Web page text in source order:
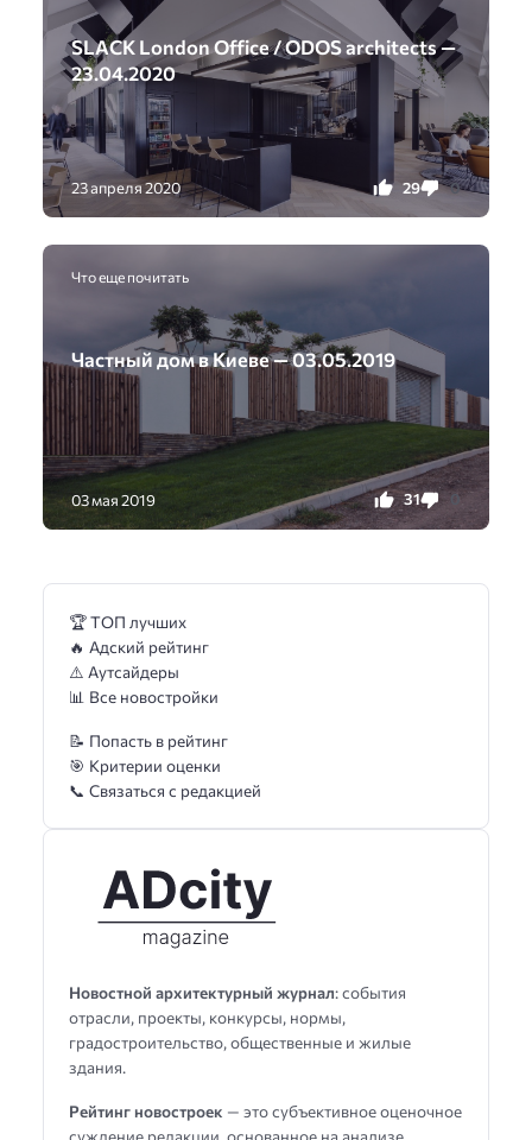
SLACK London Office / ODOS architects —
23.04.2020
23 апреля 2020 29 0
Что еще почитать
Частный дом в Киеве — 03.05.2019
03 мая 2019 31 0
Новостной архитектурный журнал: события
отрасли, проекты, конкурсы, нормы,
градостроительство, общественные и жилые
здания.
Рейтинг новостроек — это субъективное оценочное
🏆 ТОП лучших
🔥 Адский рейтинг
⚠️ Аутсайдеры
📊 Все новостройки
📝 Попасть в рейтинг
🎯 Критерии оценки
📞 Связаться с редакцией